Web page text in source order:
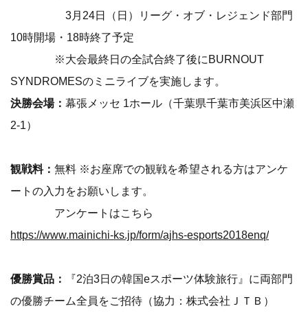
3月24日（日）リーグ・オブ・レジェンド部門
10時開場・18時終了予定
※大会最終日の全試合終了後にBURNOUT
SYNDROMESのミニライブを実施します。
決勝会場： 幕張メッセ 1ホール（千葉県千葉市美浜区中瀬
2-1）
観戦料： 無料 ※お座席での観戦を希望される方はアンケ
ートの入力をお願いします。
アンケートはこちら
https://www.mainichi-ks.jp/form/ajhs-esports2018enq/
優勝賞品：
『2泊3日の韓国eスポーツ体験旅行』に両部門
の優勝チーム全員をご招待（協力：株式会社ＪＴＢ）